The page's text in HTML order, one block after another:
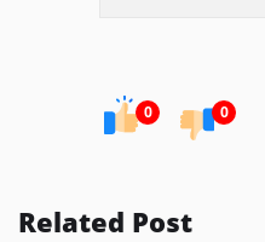
0 0
Related Post